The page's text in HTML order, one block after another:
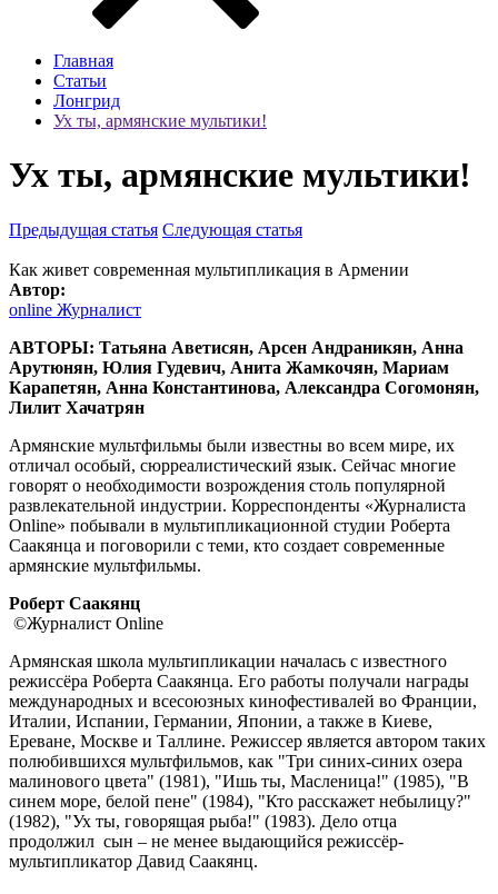
Главная
Статьи
Лонгрид
Ух ты, армянские мультики!
Ух ты, армянские мультики!
Предыдущая статья Следующая статья
Как живет современная мультипликация в Армении
Автор:
online Журналист
АВТОРЫ: Татьяна Аветисян, Арсен Андраникян, Анна
Арутюнян, Юлия Гудевич, Анита Жамкочян, Мариам
Карапетян, Анна Константинова, Александра Согомонян,
Лилит Хачатрян
Армянские мультфильмы были известны во всем мире, их
отличал особый, сюрреалистический язык. Сейчас многие
говорят о необходимости возрождения столь популярной
развлекательной индустрии. Корреспонденты «Журналиста
Online» побывали в мультипликационной студии Роберта
Саакянца и поговорили с теми, кто создает современные
армянские мультфильмы.​
Роберт Саакянц
©Журналист Online
Армянская школа мультипликации началась с известного
режиссёра Роберта Саакянца. Его работы получали награды
международных и всесоюзных кинофестивалей во Франции,
Италии, Испании, Германии, Японии, а также в Киеве,
Ереване, Москве и Таллине. Режиссер является автором таких
полюбившихся мультфильмов, как "Три синих-синих озера
малинового цвета" (1981), "Ишь ты, Масленица!" (1985), "В
синем море, белой пене" (1984), "Кто расскажет небылицу?"
(1982), "Ух ты, говорящая рыба!" (1983). Дело отца
продолжил сын – не менее выдающийся режиссёр-
мультипликатор Давид Саакянц.